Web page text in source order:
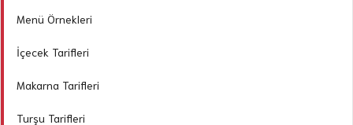
Menü Örnekleri
İçecek Tarifleri
Makarna Tarifleri
Turşu Tarifleri